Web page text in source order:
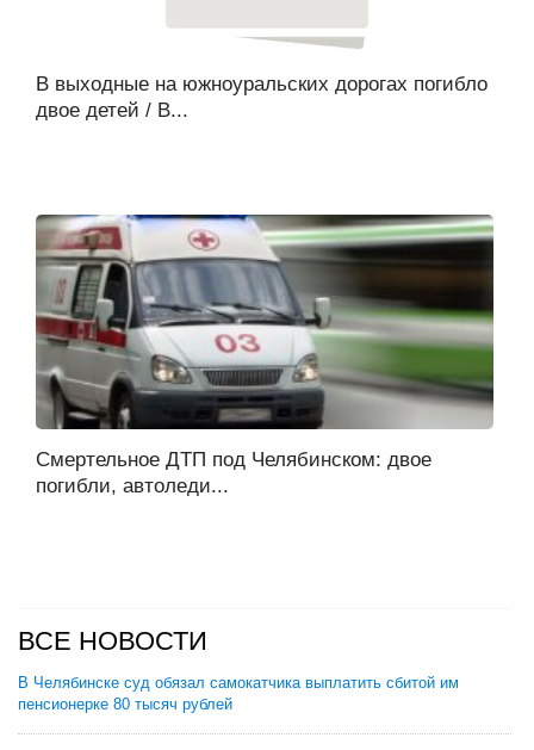
В выходные на южноуральских дорогах погибло
двое детей / В...
Смертельное ДТП под Челябинском: двое
погибли, автоледи...
ВСЕ НОВОСТИ
В Челябинске суд обязал самокатчика выплатить сбитой им
пенсионерке 80 тысяч рублей